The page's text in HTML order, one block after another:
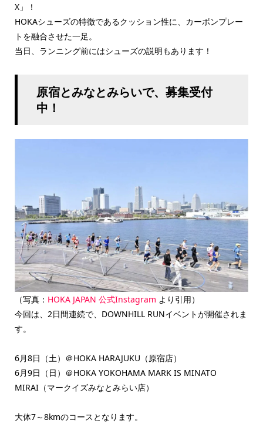
X」！
HOKAシューズの特徴であるクッション性に、カーボンプレー
トを融合させた一足。
当日、ランニング前にはシューズの説明もあります！
原宿とみなとみらいで、募集受付
中！
（写真： HOKA JAPAN 公式Instagram より引用）
今回は、2日間連続で、DOWNHILL RUNイベントが開催されま
す。
6月8日（土）＠HOKA HARAJUKU（原宿店）
6月9日（日）＠HOKA YOKOHAMA MARK IS MINATO
MIRAI（マークイズみなとみらい店）
大体7～8kmのコースとなります。